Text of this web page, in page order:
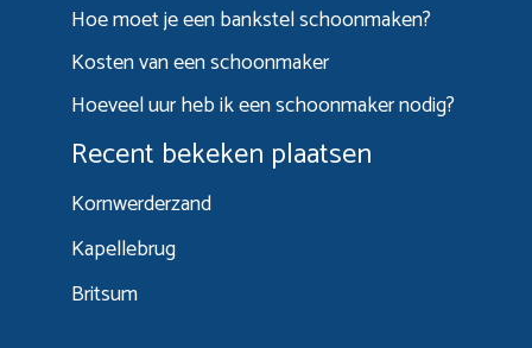
Hoe moet je een bankstel schoonmaken?
Kosten van een schoonmaker
Hoeveel uur heb ik een schoonmaker nodig?
Recent bekeken plaatsen
Kornwerderzand
Kapellebrug
Britsum